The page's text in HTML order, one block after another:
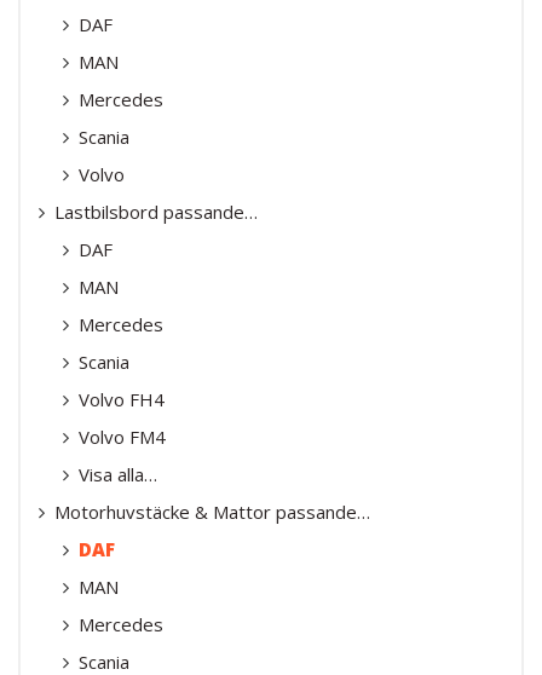
DAF
MAN
Mercedes
Scania
Volvo
Lastbilsbord passande…
DAF
MAN
Mercedes
Scania
Volvo FH4
Volvo FM4
Visa alla…
Motorhuvstäcke & Mattor passande…
DAF
MAN
Mercedes
Scania